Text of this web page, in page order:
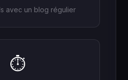
avec un blog régulier
⏱️